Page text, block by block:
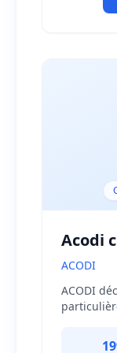
avec 2
delà
Acodi
ACODI
ACODI
la